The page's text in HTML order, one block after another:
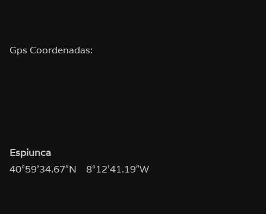
Gps Coordenadas:
Espiunca
40°59’34.67″N 8°12’41.19″W